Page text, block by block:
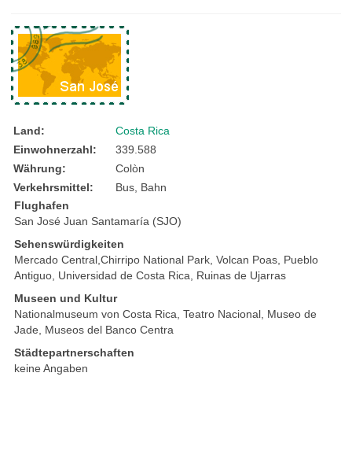
Land:
Costa Rica
Einwohnerzahl:
339.588
Währung:
Colòn
Verkehrsmittel:
Bus, Bahn
Flughafen
San José Juan Santamaría (SJO)
Sehenswürdigkeiten
Mercado Central,Chirripo National Park, Volcan Poas, Pueblo
Antiguo, Universidad de Costa Rica, Ruinas de Ujarras
Museen und Kultur
Nationalmuseum von Costa Rica, Teatro Nacional, Museo de
Jade, Museos del Banco Centra
Städtepartnerschaften
keine Angaben